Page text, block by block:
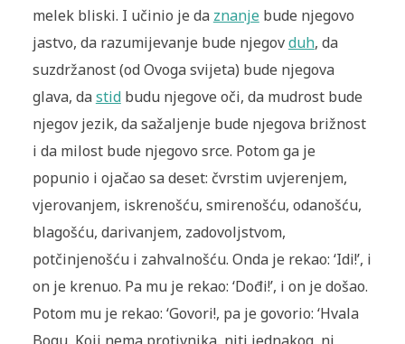
melek bliski. I učinio je da znanjebude njegovo
jastvo, da razumijevanje bude njegovduh, da
suzdržanost (od Ovoga svijeta) bude njegova
glava, dastidbudu njegove oči, da mudrost bude
njegov jezik, da sažaljenje bude njegova brižnost
i da milost bude njegovo srce. Potom ga je
popunio i ojačao sa deset: čvrstim uvjerenjem,
vjerovanjem, iskrenošću, smirenošću, odanošću,
blagošću, darivanjem, zadovoljstvom,
potčinjenošću i zahvalnošću. Onda je rekao: ‘Idi!’, i
on je krenuo. Pa mu je rekao: ‘Dođi!’, i on je došao.
Potom mu je rekao: ‘Govori!, pa je govorio: ‘Hvala